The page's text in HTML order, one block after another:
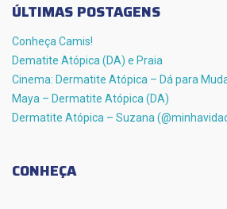
ÚLTIMAS POSTAGENS
Conheça Camis!
Dematite Atópica (DA) e Praia
Cinema: Dermatite Atópica – Dá para
Maya – Dermatite Atópica (DA)
Dermatite Atópica – Suzana
CONHEÇA